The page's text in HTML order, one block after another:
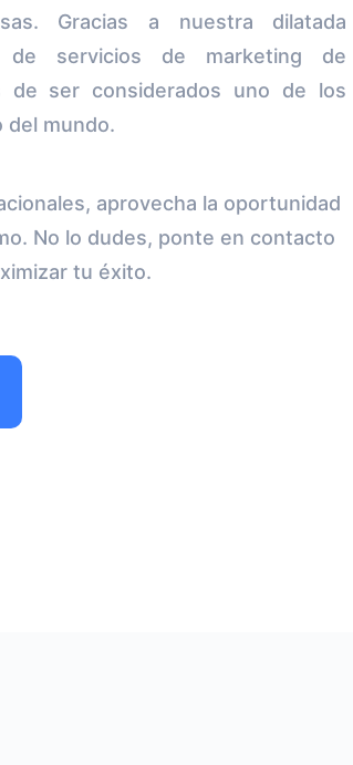
Gracias a nuestra dilatada
de servicios de marketing de
de ser considerados uno de los
del mundo.
aprovecha la oportunidad
No lo dudes, ponte en contacto
tu éxito.